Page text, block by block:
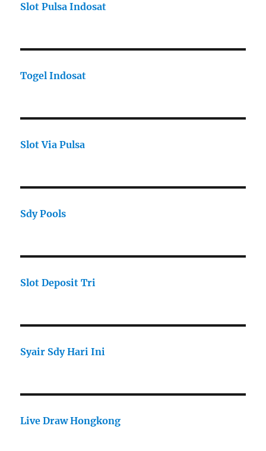
Slot Pulsa Indosat
Togel Indosat
Slot Via Pulsa
Sdy Pools
Slot Deposit Tri
Syair Sdy Hari Ini
Live Draw Hongkong